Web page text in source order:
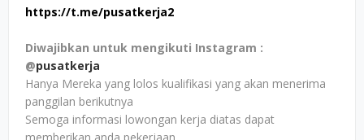
https://t.me/pusatkerja2
Diwajibkan untuk mengikuti Instagram :
@pusatkerja
Hanya Mereka yang lolos kualifikasi yang akan menerima
panggilan berikutnya
Semoga informasi lowongan kerja diatas dapat